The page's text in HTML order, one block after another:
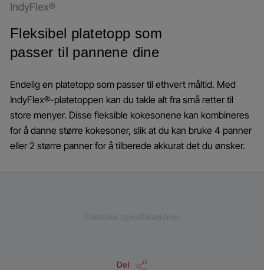
IndyFlex®
Fleksibel platetopp som
passer til pannene dine
Endelig en platetopp som passer til ethvert måltid. Med
IndyFlex®-platetoppen kan du takle alt fra små retter til
store menyer. Disse fleksible kokesonene kan kombineres
for å danne større kokesoner, slik at du kan bruke 4 panner
eller 2 større panner for å tilberede akkurat det du ønsker.
Del